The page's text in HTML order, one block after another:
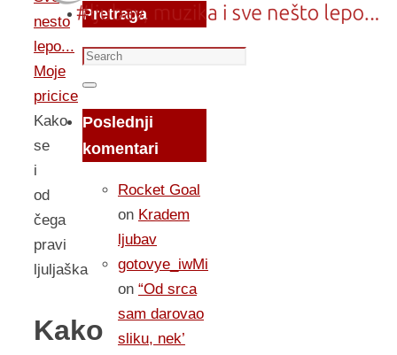
nesto
lepo...
Moje
pricice
Kako
se
i
od
čega
pravi
ljuljaška
Kako
Pretraga
Search
for:
Search
Poslednji
komentari
Rocket Goal
on Kradem
ljubav
gotovye_iwMi
on “Od srca
sam darovao
sliku, nek’